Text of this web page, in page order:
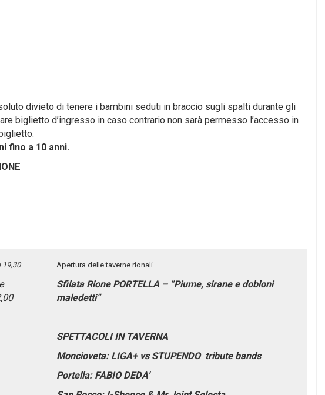
divieto di tenere i bambini seduti in braccio sugli spalti durante gli
biglietto d’ingresso in caso contrario non sarà permesso l’accesso in
fino a 10 anni.
19,30 Apertura delle taverne rionali
Sfilata Rione PORTELLA – “Piume, sirane e dobloni
maledetti”
SPETTACOLI IN TAVERNA
Moncioveta: LIGA+ vs STUPENDO tribute bands
Portella:FABIO DEDA’